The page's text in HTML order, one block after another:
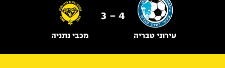
עירוני טבריה
4 - 3
מכבי נתניה